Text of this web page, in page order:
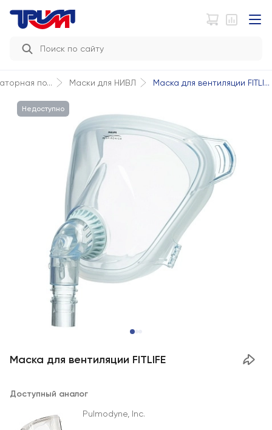
по... Маски для НИВЛ Маска для вентиляции FITLI...
Недоступно
Маска для вентиляции FITLIFE
Доступный аналог
Pulmodyne, Inc.